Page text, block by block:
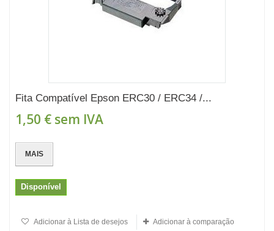
Fita Compatível Epson ERC30 / ERC34 /...
1,50 € sem IVA
MAIS
Disponível
Adicionar à Lista de desejos Adicionar à comparação